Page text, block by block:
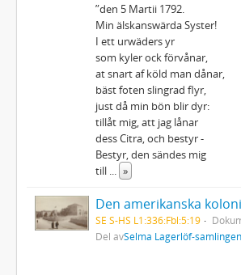
”den 5 Martii 1792.
Min älskanswärda Syster!
I ett urwäders yr
som kyler ock förvånar,
at snart af köld man dånar,
bäst foten slingrad flyr,
just då min bön blir dyr:
tillåt mig, att jag lånar
dess Citra, och bestyr -
Bestyr, den sändes mig
till
»
SE S-HS L1:336:Fbl:5:19
Del avSelma Lagerlöf-samlingen